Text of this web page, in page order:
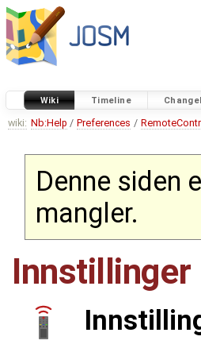
Wiki Timeline
wiki: Nb:Help / Preferences /
Denne siden
mangler.
Innstillinger